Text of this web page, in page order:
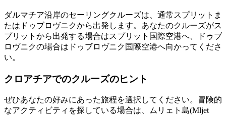
ダルマチア沿岸のセーリングクルーズは、通常スプリットま
たはドゥブロヴニクから出発します。あなたのクルーズがス
プリットから出発する場合はスプリット国際空港へ、ドゥブ
ロヴニクの場合はドゥブロヴニク国際空港へ向かってくださ
い。
クロアチアでのクルーズのヒント
ぜひあなたの好みにあった旅程を選択してください。冒険的
なアクティビティを探している場合は、ムリェト島(Mljet